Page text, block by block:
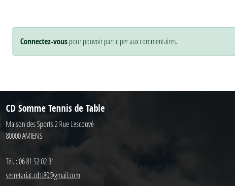
Connectez-vouspour pouvoir participer aux commentaires.
CD Somme Tennis de Table
Maison des Sports 2 Rue Lescouvé
80000AMIENS
Tél. :06 81 52 02 31
secretariat.cdtt80@gmail.com